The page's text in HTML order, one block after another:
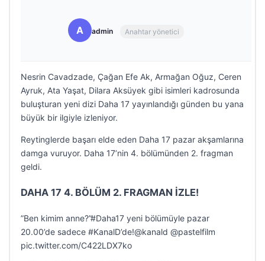
A admin Anahtar yönetici
Nesrin Cavadzade, Çağan Efe Ak, Armağan Oğuz, Ceren
Ayruk, Ata Yaşat, Dilara Aksüyek gibi isimleri kadrosunda
buluşturan yeni dizi Daha 17 yayınlandığı günden bu yana
büyük bir ilgiyle izleniyor.
Reytinglerde başarı elde eden Daha 17 pazar akşamlarına
damga vuruyor. Daha 17’nin 4. bölümünden 2. fragman
geldi.
DAHA 17 4. BÖLÜM 2. FRAGMAN İZLE!
”Ben kimim anne?”#Daha17 yeni bölümüyle pazar
20.00’de sadece #KanalD’de!@kanald @pastelfilm
pic.twitter.com/C422LDX7ko